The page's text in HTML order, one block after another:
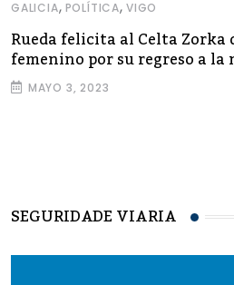
GALICIA, POLÍTICA,VIGO
Rueda felicita al Celta Zorka
femenino por su regreso a
MAYO 3, 2023
SEGURIDADE VIARIA